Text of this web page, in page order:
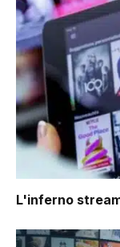
L'inferno